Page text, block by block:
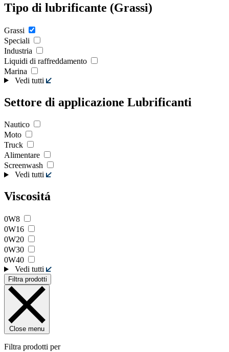
Tipo di lubrificante (Grassi)
Grassi
Speciali
Industria
Liquidi di raffreddamento
Marina
Vedi tutti
Settore di applicazione Lubrificanti
Nautico
Moto
Truck
Alimentare
Screenwash
Vedi tutti
Viscositá
0W8
0W16
0W20
0W30
0W40
Vedi tutti
Filtra prodotti
Close menu
Filtra prodotti per